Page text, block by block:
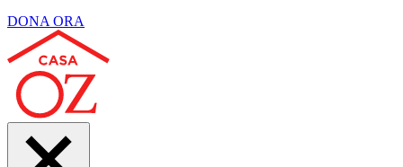
DONA ORA